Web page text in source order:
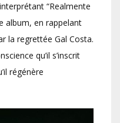
“Realmente
album, en rappelant
la regrettée Gal Costa.
qu’il s’inscrit
régénère